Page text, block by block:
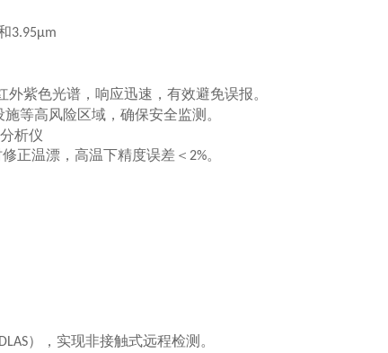
3.95μm
紫色光谱，响应迅速，有效避免误报。
等高风险区域，确保安全监测。
析仪
修正温漂，高温下精度误差＜ 2%。
），实现非接触式远程检测。